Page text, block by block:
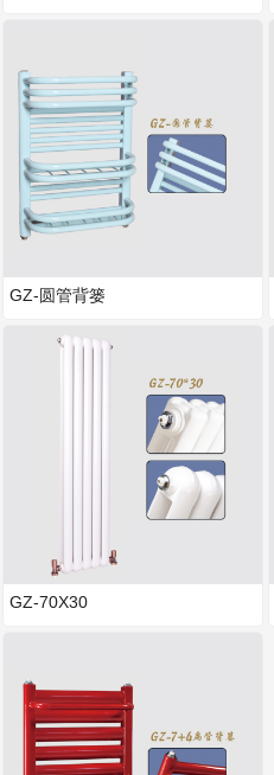
GZ-圆管背篓
GZ-70X30